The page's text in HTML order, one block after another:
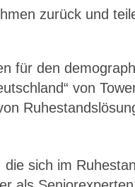
zurück und
für den
von
sich im